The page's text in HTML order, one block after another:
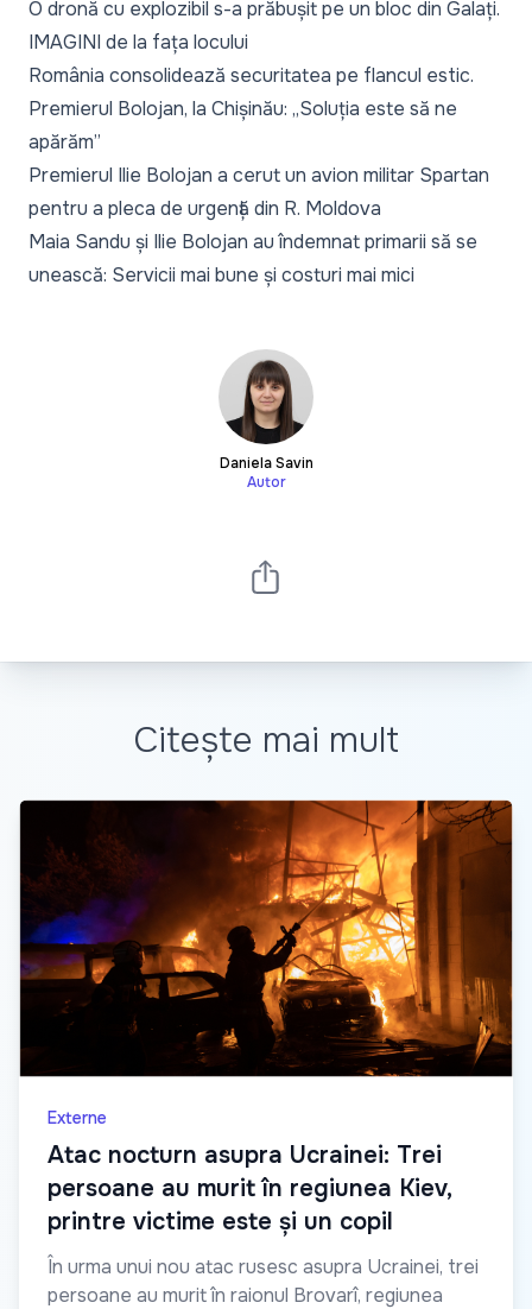
O dronă cu explozibil s-a prăbușit pe un bloc din Galați.
IMAGINI de la fața locului
România consolidează securitatea pe flancul estic.
Premierul Bolojan, la Chișinău: „Soluția este să ne
apărăm”
Premierul Ilie Bolojan a cerut un avion militar Spartan
pentru a pleca de urgență din R. Moldova
Maia Sandu și Ilie Bolojan au îndemnat primarii să se
unească: Servicii mai bune și costuri mai mici
Daniela Savin
Autor
Citește mai mult
Externe
Atac nocturn asupra Ucrainei: Trei
persoane au murit în regiunea Kiev,
printre victime este și un copil
În urma unui nou atac rusesc asupra Ucrainei, trei
persoane au murit în raionul Brovarî, regiunea